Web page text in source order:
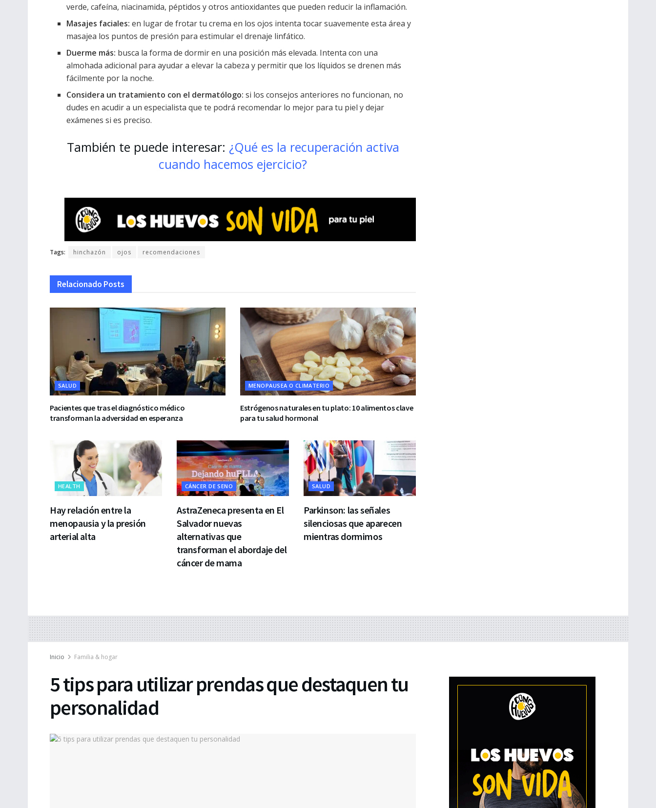
verde, cafeína, niacinamida, péptidos y otros antioxidantes que pueden reducir la inflamación.
Masajes faciales: en lugar de frotar tu crema en los ojos intenta tocar suavemente esta área y
masajea los puntos de presión para estimular el drenaje linfático.
Duerme más: busca la forma de dormir en una posición más elevada. Intenta con una
almohada adicional para ayudar a elevar la cabeza y permitir que los líquidos se drenen más
fácilmente por la noche.
Considera un tratamiento con el dermatólogo: si los consejos anteriores no funcionan, no
dudes en acudir a un especialista que te podrá recomendar lo mejor para tu piel y dejar
exámenes si es preciso.
También te puede interesar: ¿Qué es la recuperación activa
cuando hacemos ejercicio?
Tags: hinchazón ojos recomendaciones
Relacionado Posts
SALUD
Pacientes que tras el diagnóstico médico
transforman la adversidad en esperanza
MENOPAUSEA O CLIMATERIO
Estrógenos naturales en tu plato: 10 alimentos clave
para tu salud hormonal
HEALTH
Hay relación entre la
menopausia y la presión
arterial alta
CÁNCER DE SENO
AstraZeneca presenta en El
Salvador nuevas
alternativas que
transforman el abordaje del
cáncer de mama
SALUD
Parkinson: las señales
silenciosas que aparecen
mientras dormimos
Inicio Familia & hogar
5 tips para utilizar prendas que destaquen tu
personalidad